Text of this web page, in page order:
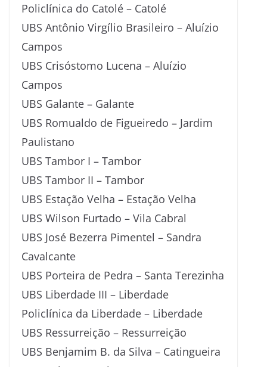
Policlínica do Catolé – Catolé
UBS Antônio Virgílio Brasileiro – Aluízio
Campos
UBS Crisóstomo Lucena – Aluízio
Campos
UBS Galante – Galante
UBS Romualdo de Figueiredo – Jardim
Paulistano
UBS Tambor I – Tambor
UBS Tambor II – Tambor
UBS Estação Velha – Estação Velha
UBS Wilson Furtado – Vila Cabral
UBS José Bezerra Pimentel – Sandra
Cavalcante
UBS Porteira de Pedra – Santa Terezinha
UBS Liberdade III – Liberdade
Policlínica da Liberdade – Liberdade
UBS Ressurreição – Ressurreição
UBS Benjamim B. da Silva – Catingueira